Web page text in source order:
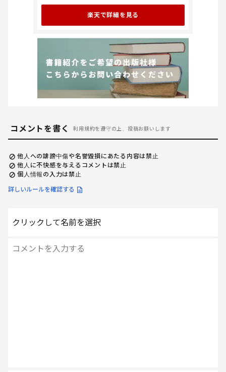
楽天で詳細を見る
コメントを書く 利用規約を遵守の上、投稿お願いします
他人への誹謗中傷や名誉毀損にあたる内容は禁止
他人に不快感を与えるコメントは禁止
個人情報の入力は禁止
詳しいルールを確認する
クリックして名前を選択